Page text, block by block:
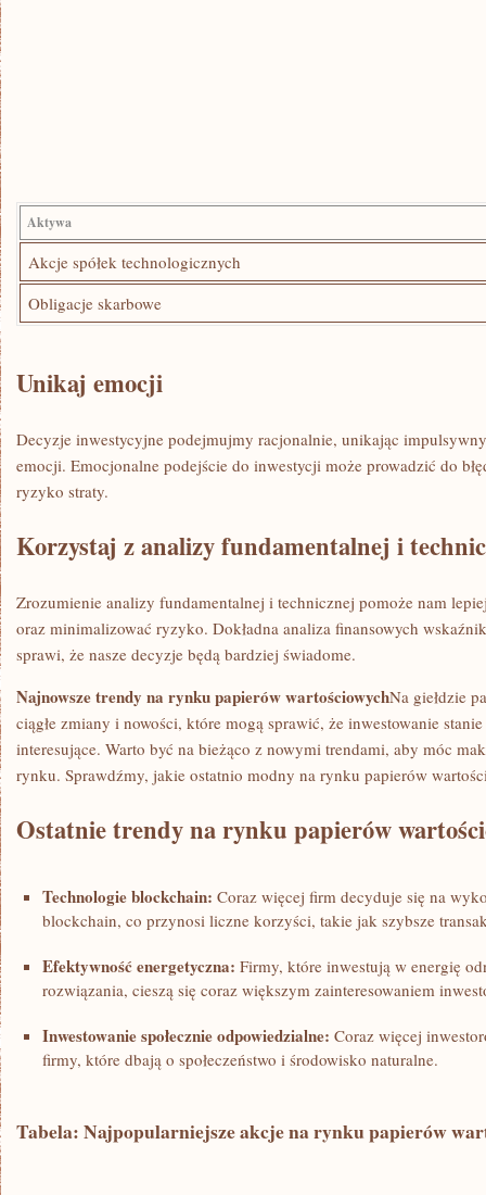
Aktywa
Akcje spółek technologicznych
Obligacje skarbowe
Unikaj‍ emocji
Decyzje inwestycyjne podejmujmy racjonalnie, unikając
emocji. Emocjonalne podejście do inwestycji może prowadzić do⁣
ryzyko straty.
Korzystaj z analizy fundamentalnej i
Zrozumienie analizy fundamentalnej i technicznej ‍pomoże nam
oraz minimalizować ryzyko. ⁤Dokładna analiza finansowych
sprawi, że nasze decyzje ⁣będą bardziej świadome.
Najnowsze trendy na rynku papierów⁤ wartościowychNa giełdzie
ciągłe zmiany i nowości, które mogą sprawić, że inwestowanie
interesujące. Warto być na bieżąco z ‌nowymi trendami, aby móc
rynku. Sprawdźmy,⁣ jakie ostatnio modny na rynku papierów
Ostatnie trendy ‍na rynku papierów
Technologie blockchain: Coraz ⁤więcej firm decyduje się na
blockchain,​ co przynosi liczne korzyści, takie jak szybsze
Efektywność energetyczna: Firmy, które⁣ inwestują w energię
rozwiązania, cieszą⁢ się coraz większym zainteresowaniem
Inwestowanie społecznie odpowiedzialne: Coraz więcej
firmy, które dbają o społeczeństwo i środowisko naturalne.
Tabela: Najpopularniejsze akcje na⁢ rynku⁤ papierów